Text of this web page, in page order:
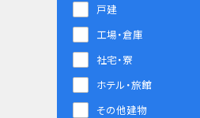
戸建
工場・倉庫
社宅・寮
ホテル・旅館
その他建物